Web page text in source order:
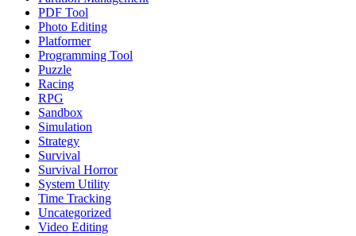
PDF Tool
Photo Editing
Platformer
Programming Tool
Puzzle
Racing
RPG
Sandbox
Simulation
Strategy
Survival
Survival Horror
System Utility
Time Tracking
Uncategorized
Video Editing